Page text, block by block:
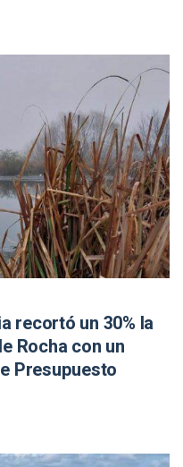
recortó un 30% la
Rocha con un
Presupuesto